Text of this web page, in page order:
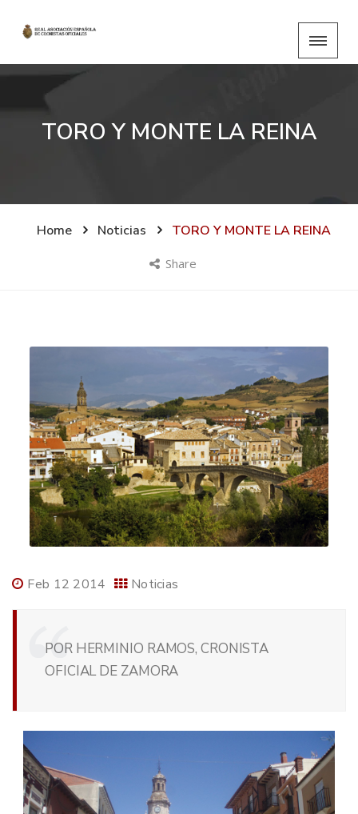
TORO Y MONTE LA REINA
Home Noticias TORO Y MONTE LA REINA
Share
Feb 12 2014 Noticias
POR HERMINIO RAMOS, CRONISTA
OFICIAL DE ZAMORA